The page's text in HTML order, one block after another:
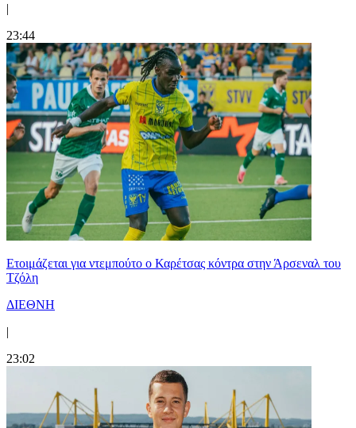
|
23:44
Ετοιμάζεται για ντεμπούτο ο Καρέτσας κόντρα στην Άρσεναλ του
Τζόλη
ΔΙΕΘΝΗ
|
23:02